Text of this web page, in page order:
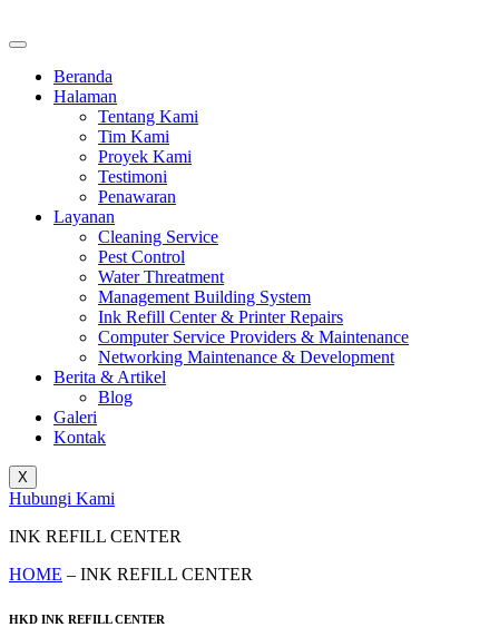
Beranda
Halaman
Tentang Kami
Tim Kami
Proyek Kami
Testimoni
Penawaran
Layanan
Cleaning Service
Pest Control
Water Threatment
Management Building System
Ink Refill Center & Printer Repairs
Computer Service Providers & Maintenance
Networking Maintenance & Development
Berita & Artikel
Blog
Galeri
Kontak
X
Hubungi Kami
INK REFILL CENTER
HOME – INK REFILL CENTER
HKD INK REFILL CENTER